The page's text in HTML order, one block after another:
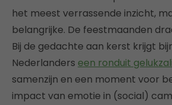
het meest verrassende inzicht,
belangrijke. De feestmaanden
Bij de gedachte aan kerst krijgt
Nederlanders een ronduit
samenzijn en een moment voor
impact van emotie in (social)